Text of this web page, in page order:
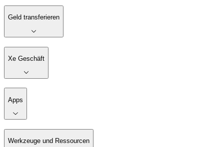
Geld transferieren
Xe Geschäft
Apps
Werkzeuge und Ressourcen